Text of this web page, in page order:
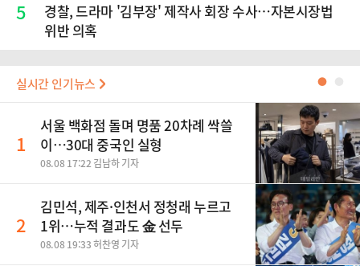
5
경찰, 드라마 '김부장' 제작사 회장 수사…자본시장법
위반 의혹
실시간 인기뉴스 ●
1
서울 백화점 돌며 명품 20차례 싹쓸
이…30대 중국인 실형
08.08 17:22 김남하 기자
2
김민석, 제주·인천서 정청래 누르고
1위…누적 결과도 金 선두
08.08 19:33 허찬영 기자